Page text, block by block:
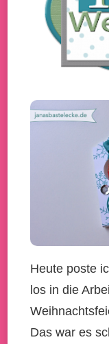
Heute poste
los in die
Das war es